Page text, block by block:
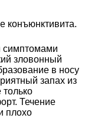
конъюнктивита.
зловонный
в носу
запах из
только
Течение
плохо